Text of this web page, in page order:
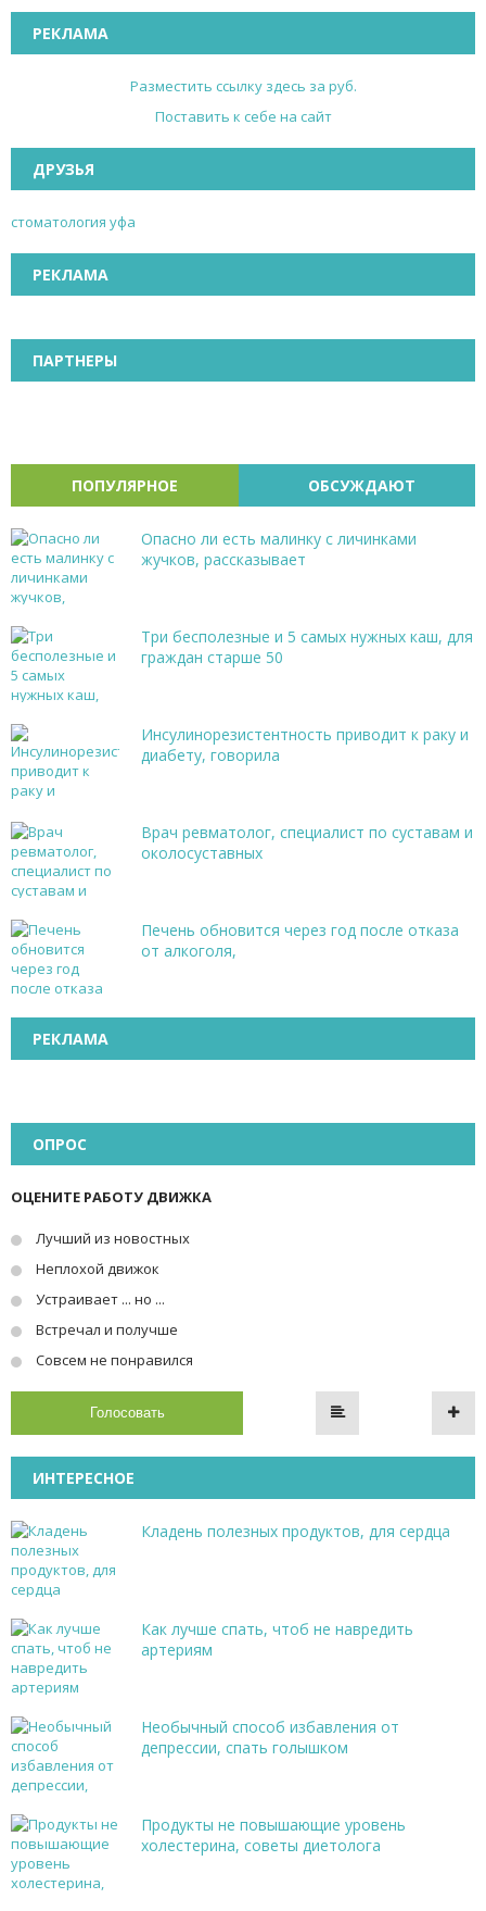
РЕКЛАМА
Разместить ссылку здесь за руб.
Поставить к себе на сайт
ДРУЗЬЯ
стоматология уфа
РЕКЛАМА
ПАРТНЕРЫ
ПОПУЛЯРНОЕ ОБСУЖДАЮТ
Опасно ли есть малинку с личинками
жучков, рассказывает
Три бесполезные и 5 самых нужных каш, для
граждан старше 50
Инсулинорезистентность приводит к раку и
диабету, говорила
Врач ревматолог, специалист по суставам и
околосуставных
Печень обновится через год после отказа
от алкоголя,
РЕКЛАМА
ОПРОС
ОЦЕНИТЕ РАБОТУ ДВИЖКА
Лучший из новостных
Неплохой движок
Устраивает ... но ...
Встречал и получше
Совсем не понравился
Голосовать
ИНТЕРЕСНОЕ
Кладень полезных продуктов, для сердца
Как лучше спать, чтоб не навредить
артериям
Необычный способ избавления от
депрессии, спать голышком
Продукты не повышающие уровень
холестерина, советы диетолога